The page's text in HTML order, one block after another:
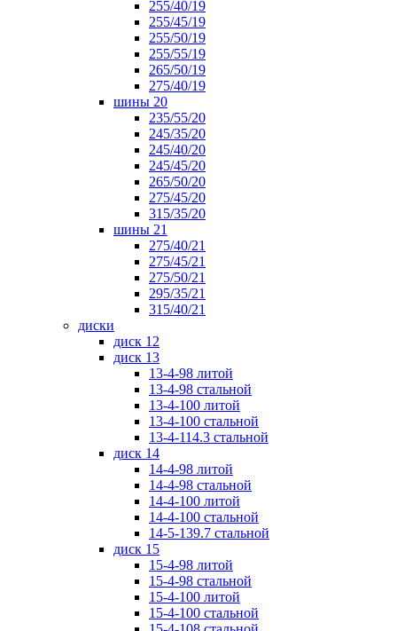
255/40/19
255/45/19
255/50/19
255/55/19
265/50/19
275/40/19
шины 20
235/55/20
245/35/20
245/40/20
245/45/20
265/50/20
275/45/20
315/35/20
шины 21
275/40/21
275/45/21
275/50/21
295/35/21
315/40/21
диски
диск 12
диск 13
13-4-98 литой
13-4-98 стальной
13-4-100 литой
13-4-100 стальной
13-4-114.3 стальной
диск 14
14-4-98 литой
14-4-98 стальной
14-4-100 литой
14-4-100 стальной
14-5-139.7 стальной
диск 15
15-4-98 литой
15-4-98 стальной
15-4-100 литой
15-4-100 стальной